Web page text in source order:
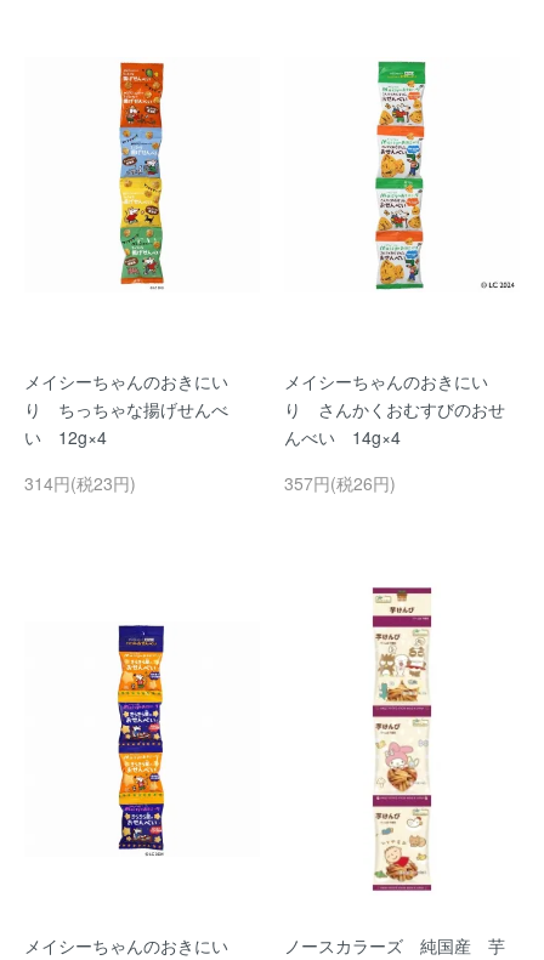
メイシーちゃんのおきにい
り ちっちゃな揚げせんべ
い 12g×4
314円(税23円)
メイシーちゃんのおきにい
り さんかくおむすびのおせ
んべい 14g×4
357円(税26円)
メイシーちゃんのおきにい
ノースカラーズ 純国産 芋